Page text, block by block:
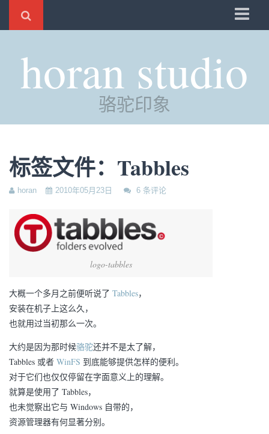
时光
评分
管理
horan studio
骆驼印象
标签文件：Tabbles
horan 2010年05月23日 6 条评论
logo-tabbles
大概一个多月之前便听说了 Tabbles，
安装在机子上这么久，
也就用过当初那么一次。
大约是因为那时候骆驼还并不是太了解，
Tabbles 或者 WinFS 到底能够提供怎样的便利。
对于它们也仅仅停留在字面意义上的理解。
就算是使用了 Tabbles，
也未觉察出它与 Windows 自带的，
资源管理器有何显著分别。